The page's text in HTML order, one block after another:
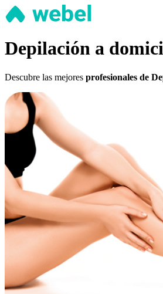
Depilación a
Descubre las mejores profesionales de